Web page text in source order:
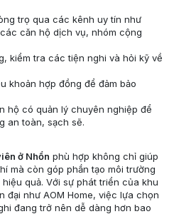
trọ qua các kênh uy tín như
căn hộ dịch vụ, nhóm cộng
kiểm tra các tiện nghi và hỏi kỹ về
khoản hợp đồng để đảm bảo
hộ có quản lý chuyên nghiệp để
an toàn, sạch sẽ.
ở Nhổn phù hợp không chỉ giúp
mà còn góp phần tạo môi trường
quả. Với sự phát triển của khu
như AOM Home, việc lựa chọn
đang trở nên dễ dàng hơn bao